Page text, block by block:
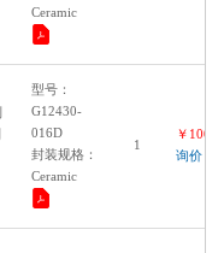
Ceramic
型号：
G12430-
016D
封装规格：
Ceramic
1
￥
询价